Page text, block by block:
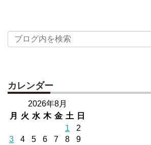
カレンダー
2026年8月
月
火 水 木 金 土 日
1
2
3
4 5 6 7 8
9